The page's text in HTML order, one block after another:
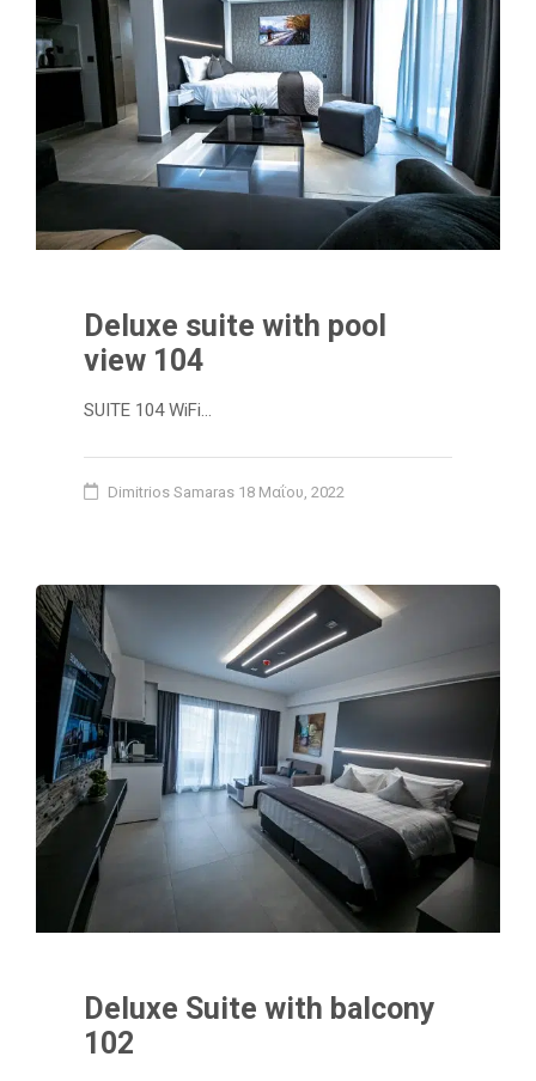
Deluxe suite with pool
view 104
SUITE 104 WiFi…
Dimitrios Samaras 18 Μαΐου, 2022
Deluxe Suite with balcony
102